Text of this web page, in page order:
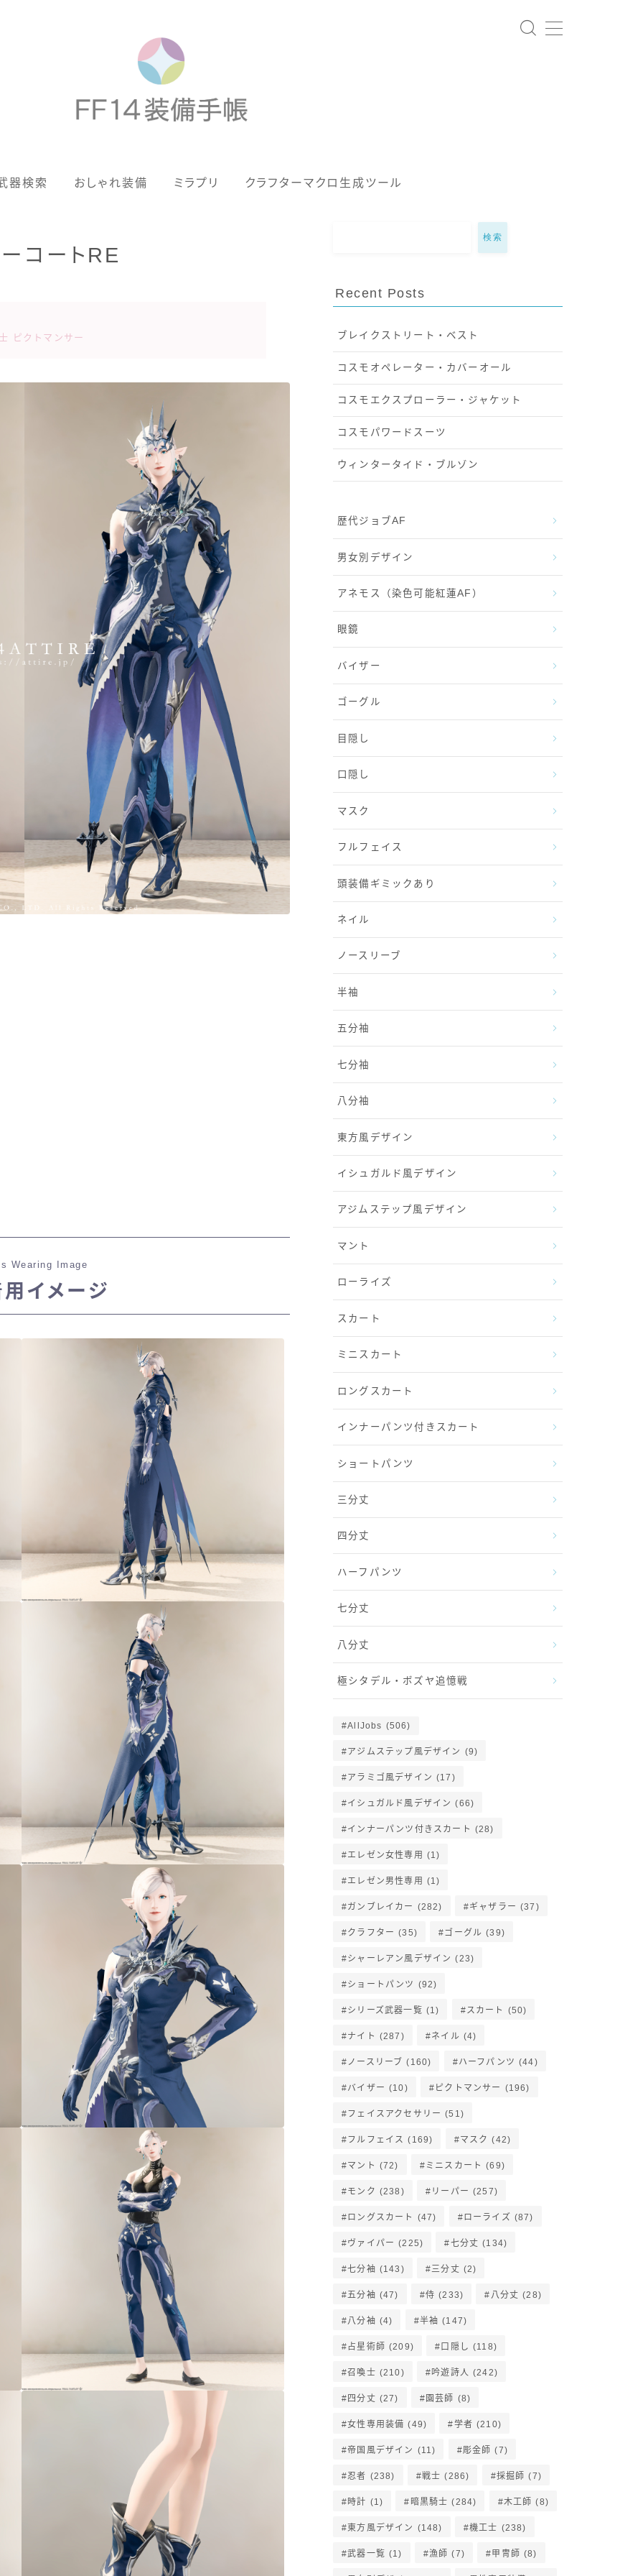
器検索 おしゃれ装備 ミラプリ クラフターマクロ生成ツール
男女別デザイン
頭装備ギミックあり
ノースリーブ
東方風デザイン
イシュガルド風デザイン
ショートパンツ
極シタデル・ボズヤ追憶戦
コートRE
ピクトマンサー
Wearing Image
イメージ
検索
Recent Posts
ブレイクストリート・ベスト
コスモオペレーター・カバーオール
コスモエクスプローラー・ジャケット
コスモパワードスーツ
ウィンタータイド・ブルゾン
歴代ジョブAF
男女別デザイン
アネモス（染色可能紅蓮AF）
眼鏡
バイザー
ゴーグル
目隠し
口隠し
マスク
フルフェイス
頭装備ギミックあり
ネイル
ノースリーブ
半袖
五分袖
七分袖
八分袖
東方風デザイン
イシュガルド風デザイン
アジムステップ風デザイン
マント
ローライズ
スカート
ミニスカート
ロングスカート
インナーパンツ付きスカート
ショートパンツ
三分丈
四分丈
ハーフパンツ
七分丈
八分丈
極シタデル・ボズヤ追憶戦
AllJobs (506)
アジムステップ風デザイン (9)
アラミゴ風デザイン (17)
イシュガルド風デザイン (66)
インナーパンツ付きスカート (28)
エレゼン女性専用 (1)
エレゼン男性専用 (1)
ガンブレイカー (282) ギャザラー (37)
クラフター (35) ゴーグル (39)
シャーレアン風デザイン (23)
ショートパンツ (92)
シリーズ武器一覧 (1) スカート (50)
ナイト (287) ネイル (4)
ノースリーブ (160) ハーフパンツ (44)
バイザー (10) ピクトマンサー (196)
フェイスアクセサリー (51)
フルフェイス (169) マスク (42)
マント (72) ミニスカート (69)
モンク (238) リーパー (257)
ロングスカート (47) ローライズ (87)
ヴァイパー (225) 七分丈 (134)
七分袖 (143) 三分丈 (2)
五分袖 (47) 侍 (233) 八分丈 (28)
八分袖 (4) 半袖 (147)
占星術師 (209) 口隠し (118)
召喚士 (210) 吟遊詩人 (242)
四分丈 (27) 園芸師 (8)
女性専用装備 (49) 学者 (210)
帝国風デザイン (11) 彫金師 (7)
忍者 (238) 戦士 (286) 採掘師 (7)
時計 (1) 暗黒騎士 (284) 木工師 (8)
東方風デザイン (148) 機工士 (238)
武器一覧 (1) 漁師 (7) 甲冑師 (8)